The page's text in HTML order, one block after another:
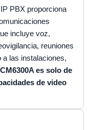
PBX proporciona
incluye voz,
reuniones
las instalaciones,
es solo de
de video